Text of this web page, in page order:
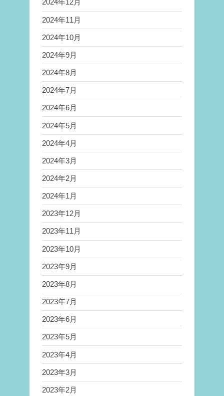
2024年12月
2024年11月
2024年10月
2024年9月
2024年8月
2024年7月
2024年6月
2024年5月
2024年4月
2024年3月
2024年2月
2024年1月
2023年12月
2023年11月
2023年10月
2023年9月
2023年8月
2023年7月
2023年6月
2023年5月
2023年4月
2023年3月
2023年2月